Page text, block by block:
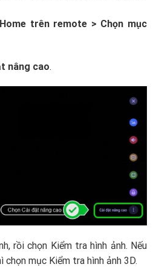
Home trên remote > Chọn mục
nâng cao.
rồi chọn Kiểm tra hình ảnh. Nếu
chọn mục Kiểm tra hình ảnh 3D.